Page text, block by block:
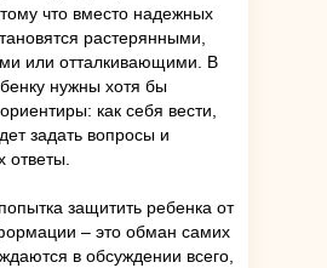
что вместо надежных
растерянными,
или отталкивающими. В
нужны хотя бы
как себя вести,
задать вопросы и
ответы.
защитить ребенка от
– это обман самих
в обсуждении всего,